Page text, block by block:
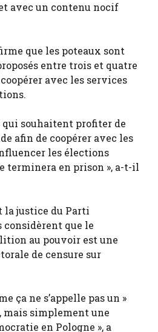
avec un contenu nocif
que les poteaux sont
entre trois et quatre
avec les services
qui souhaitent profiter de
afin de coopérer avec les
les élections
terminera en prison », a-t-il
la justice du Parti
considèrent que le
au pouvoir est une
de censure sur
ça ne s’appelle pas un »
mais simplement une
en Pologne », a